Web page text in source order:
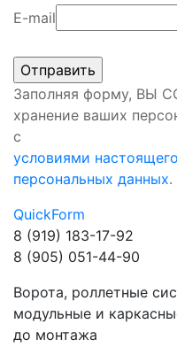
E-mail
Заполняя форму, ВЫ
хранение ваших
с
условиями
персональных данных.
QuickForm
8 (919) 183-17-92
8 (905) 051-44-90
Ворота, роллетные
модульные и
до монтажа